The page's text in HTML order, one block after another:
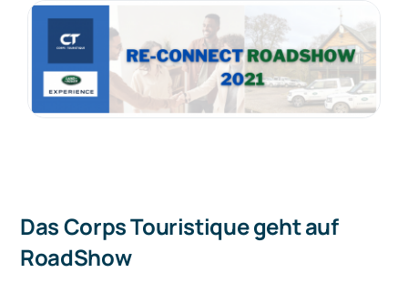
Das Corps Touristique geht auf
RoadShow